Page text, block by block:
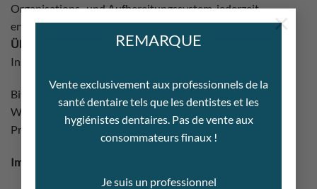
REMARQUE
Vente exclusivement aux professionnels de la
santé dentaire tels que les dentistes et les
hygiénistes dentaires. Pas de vente aux
consommateurs finaux !
Je suis un professionnel
×
Organisations- und Aufbereitungssystem, jederzeit
erweiterbar, individuell und variabel gestaltbar.
Übersichtlichkeit
: Für jede Behandlung das passende
Instrumentarium, griffbereit und geordnet.
Bitte beachten Sie die jeweiligen
Wiederaufbereitungsanweisungen der darin gelagerten
Produkte.
Im Deckel versenkter Griff: